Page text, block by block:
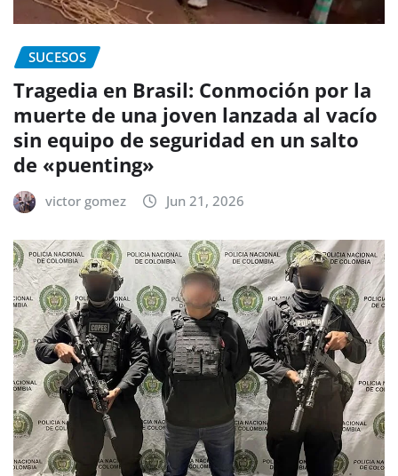
SUCESOS
Tragedia en Brasil: Conmoción por la
muerte de una joven lanzada al vacío
sin equipo de seguridad en un salto
de «puenting»
victor gomez Jun 21, 2026